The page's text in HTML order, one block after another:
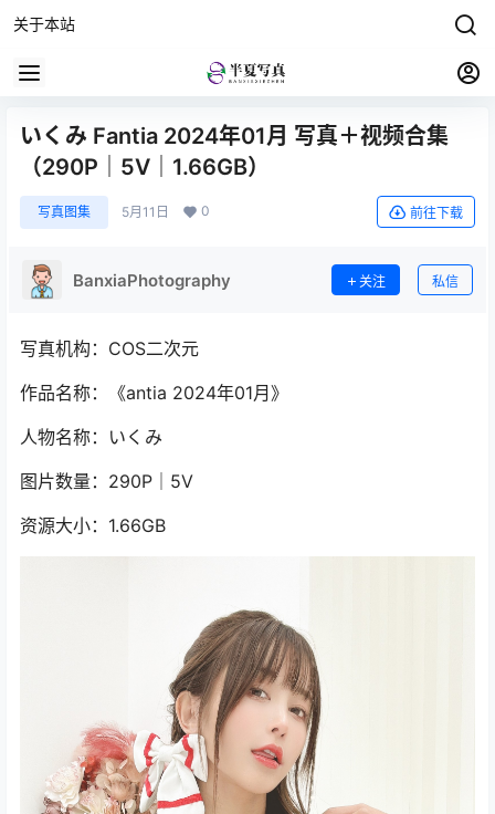
关于本站
いくみ Fantia 2024年01月 写真＋视频合集
（290P｜5V｜1.66GB）
写真图集 5月11日 0 前往下载
BanxiaPhotography 关注 私信
写真机构：COS二次元
作品名称：《antia 2024年01月》
人物名称：いくみ
图片数量：290P｜5V
资源大小：1.66GB